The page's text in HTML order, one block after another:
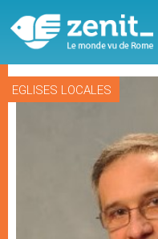
EGLISES LOCALES